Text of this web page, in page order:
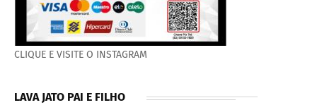
CLIQUE E VISITE O INSTAGRAM
LAVA JATO PAI E FILHO